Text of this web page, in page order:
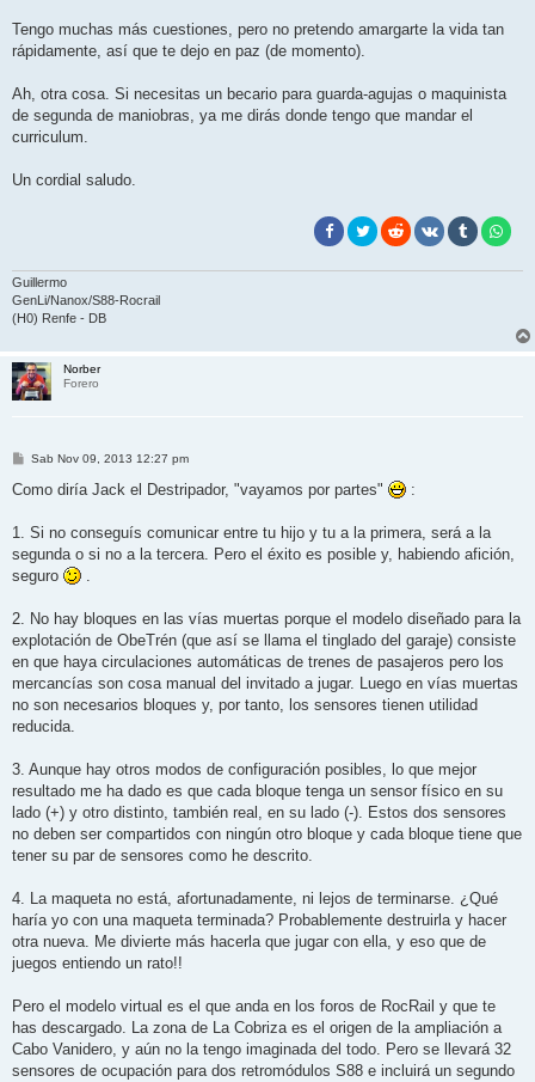
Tengo muchas más cuestiones, pero no pretendo amargarte la vida tan
rápidamente, así que te dejo en paz (de momento).
Ah, otra cosa. Si necesitas un becario para guarda-agujas o maquinista
de segunda de maniobras, ya me dirás donde tengo que mandar el
curriculum.
Un cordial saludo.
Guillermo
GenLi/Nanox/S88-Rocrail
(H0) Renfe - DB
Norber
Forero
M
n
Sab Nov 09, 2013 12:27 pm
Como diría Jack el Destripador, "vayamos por partes" :
1. Si no conseguís comunicar entre tu hijo y tu a la primera, será a la
segunda o si no a la tercera. Pero el éxito es posible y, habiendo afición,
seguro
.
2. No hay bloques en las vías muertas porque el modelo diseñado para la
explotación de ObeTrén (que así se llama el tinglado del garaje) consiste
en que haya circulaciones automáticas de trenes de pasajeros pero los
mercancías son cosa manual del invitado a jugar. Luego en vías muertas
no son necesarios bloques y, por tanto, los sensores tienen utilidad
reducida.
3. Aunque hay otros modos de configuración posibles, lo que mejor
resultado me ha dado es que cada bloque tenga un sensor físico en su
lado (+) y otro distinto, también real, en su lado (-). Estos dos sensores
no deben ser compartidos con ningún otro bloque y cada bloque tiene que
tener su par de sensores como he descrito.
4. La maqueta no está, afortunadamente, ni lejos de terminarse. ¿Qué
haría yo con una maqueta terminada? Probablemente destruirla y hacer
otra nueva. Me divierte más hacerla que jugar con ella, y eso que de
juegos entiendo un rato!!
Pero el modelo virtual es el que anda en los foros de RocRail y que te
has descargado. La zona de La Cobriza es el origen de la ampliación a
Cabo Vanidero, y aún no la tengo imaginada del todo. Pero se llevará 32
sensores de ocupación para dos retromódulos S88 e incluirá un segundo